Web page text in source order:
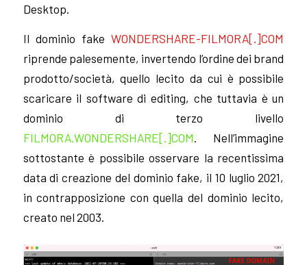
Desktop.
Il dominio fakeWONDERSHARE-FILMORA[.]COM
riprende palesemente, invertendo l’ordine dei brand
prodotto/società, quello lecito da cui è possibile
scaricare il software di editing, che tuttavia è un
dominio di terzo livello
FILMORA.WONDERSHARE[.]COM. Nell’immagine
sottostante è possibile osservare la recentissima
data di creazione del dominio fake, il 10 luglio 2021,
in contrapposizione con quella del dominio lecito,
creato nel 2003.